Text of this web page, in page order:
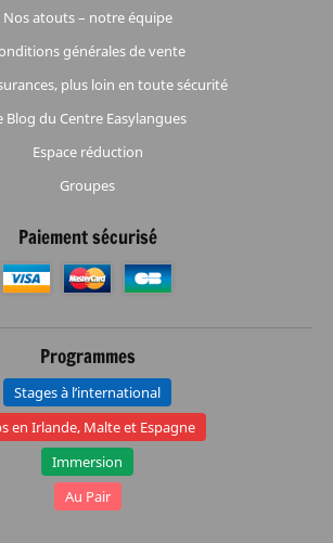
Nos atouts – notre équipe
générales de vente
plus loin en toute sécurité
Blog du Centre Easylangues
Espace réduction
Groupes
Paiement sécurisé
Programmes
Stages à l’international
en Irlande, Malte et Espagne
Immersion
Au Pair